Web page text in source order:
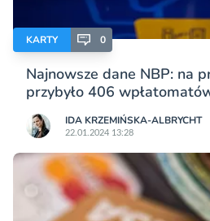
KARTY 0
Najnowsze dane NBP: na
przybyło 406
IDA KRZEMIŃSKA-ALBRYCHT
22.01.2024 13:28